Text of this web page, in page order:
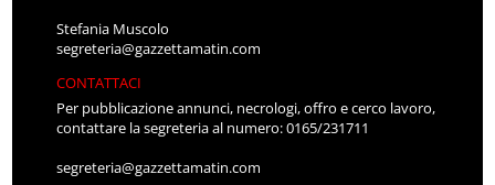
Stefania Muscolo
segreteria@gazzettamatin.com
CONTATTACI
Per pubblicazione annunci, necrologi, offro e cerco lavoro,
contattare la segreteria al numero: 0165/231711
segreteria@gazzettamatin.com